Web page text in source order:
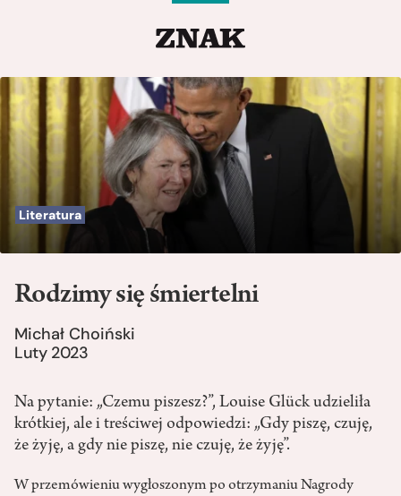
Literatura
Rodzimy się śmiertelni
Michał Choiński
Luty 2023
Na pytanie: „Czemu piszesz?”, Louise Glück udzieliła
krótkiej, ale i treściwej odpowiedzi: „Gdy piszę, czuję,
że żyję, a gdy nie piszę, nie czuję, że żyję”.
W przemówieniu wygłoszonym po otrzymaniu Nagrody